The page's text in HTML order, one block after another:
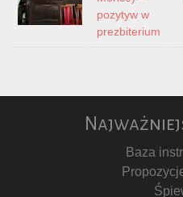
pozytyw w
prezbiterium
Baza